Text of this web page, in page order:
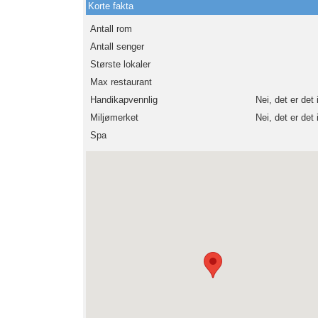
Korte fakta
Antall rom
Antall senger
Største lokaler
Max restaurant
Handikapvennlig
Nei, det er det
Miljømerket
Nei, det er det
Spa